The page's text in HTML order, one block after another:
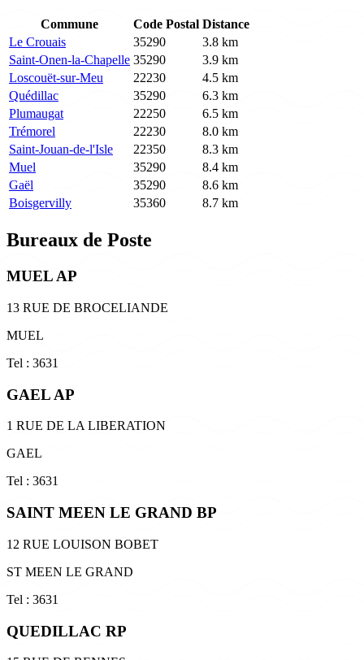
Commune Code Postal Distance
Le Crouais
35290
3.8 km
Saint-Onen-la-Chapelle 35290
3.9 km
Loscouët-sur-Meu
22230
4.5 km
Quédillac
35290
6.3 km
Plumaugat
22250
6.5 km
Trémorel
22230
8.0 km
Saint-Jouan-de-l'Isle
22350
8.3 km
Muel
35290
8.4 km
Gaël
35290
8.6 km
Boisgervilly
35360 8.7 km
Bureaux de Poste
MUEL AP
13 RUE DE BROCELIANDE
MUEL
Tel : 3631
GAEL AP
1 RUE DE LA LIBERATION
GAEL
Tel : 3631
SAINT MEEN LE GRAND BP
12 RUE LOUISON BOBET
ST MEEN LE GRAND
Tel : 3631
QUEDILLAC RP